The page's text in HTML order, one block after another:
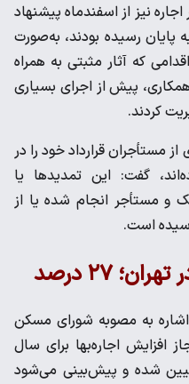
نیز از اسفندماه پیشنهاد
پایان رسیده بودند، به‌صورت
که آثار مثبتی به همراه
پیش از اجرای بسیاری
کردند.
مستأجران قرارداد خود را در
گفت: این تمدیدها یا
و مستأجر انجام شده یا از
است.
۲۷ درصد
به مصوبه شورای مسکن
افزایش اجاره‌بها برای سال
۲۷ درصد تعیین شده و پیش‌بینی می‌شود